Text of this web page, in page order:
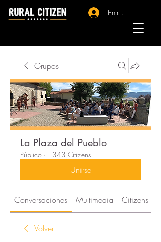
Entrar - Registro
Grupos
La Plaza del Pueblo
Público · 1343 Citizens
Unirse
Conversaciones Multimedia Citizens
Volver